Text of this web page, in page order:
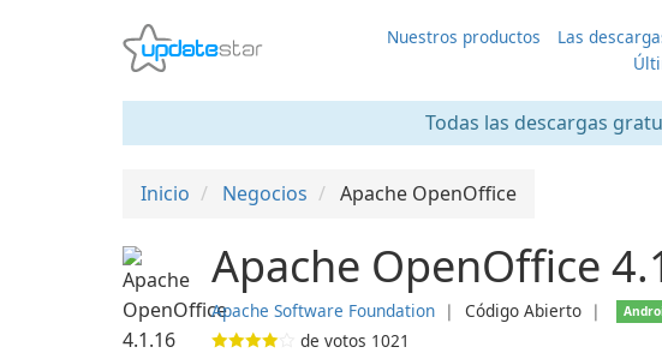
Nuestros productos Las
Todas las descargas
Inicio Negocios Apache OpenOffice
Apache OpenOffice
Apache Software Foundation ❘ Código Abierto ❘
de votos 1021